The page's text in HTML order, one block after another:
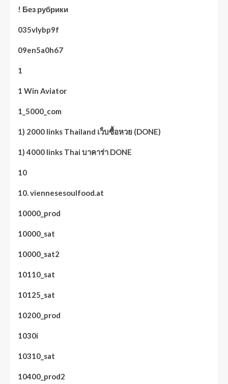
! Без рубрики
035vlybp9f
09en5a0h67
1
1 Win Aviator
1_5000_com
1) 2000 links Thailand เว็บซื้อหวย (DONE)
1) 4000 links Thai บาคาร่า DONE
10
10. viennesesoulfood.at
10000_prod
10000_sat
10000_sat2
10110_sat
10125_sat
10200_prod
1030i
10310_sat
10400_prod2